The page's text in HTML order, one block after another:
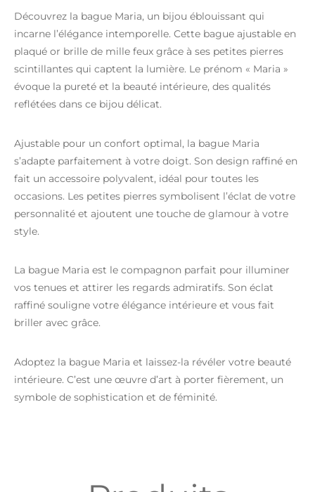
Découvrez la bague Maria, un bijou éblouissant qui
incarne l’élégance intemporelle. Cette bague ajustable en
plaqué or brille de mille feux grâce à ses petites pierres
scintillantes qui captent la lumière. Le prénom « Maria »
évoque la pureté et la beauté intérieure, des qualités
reflétées dans ce bijou délicat.
Ajustable pour un confort optimal, la bague Maria
s’adapte parfaitement à votre doigt. Son design raffiné en
fait un accessoire polyvalent, idéal pour toutes les
occasions. Les petites pierres symbolisent l’éclat de votre
personnalité et ajoutent une touche de glamour à votre
style.
La bague Maria est le compagnon parfait pour illuminer
vos tenues et attirer les regards admiratifs. Son éclat
raffiné souligne votre élégance intérieure et vous fait
briller avec grâce.
Adoptez la bague Maria et laissez-la révéler votre beauté
intérieure. C’est une œuvre d’art à porter fièrement, un
symbole de sophistication et de féminité.